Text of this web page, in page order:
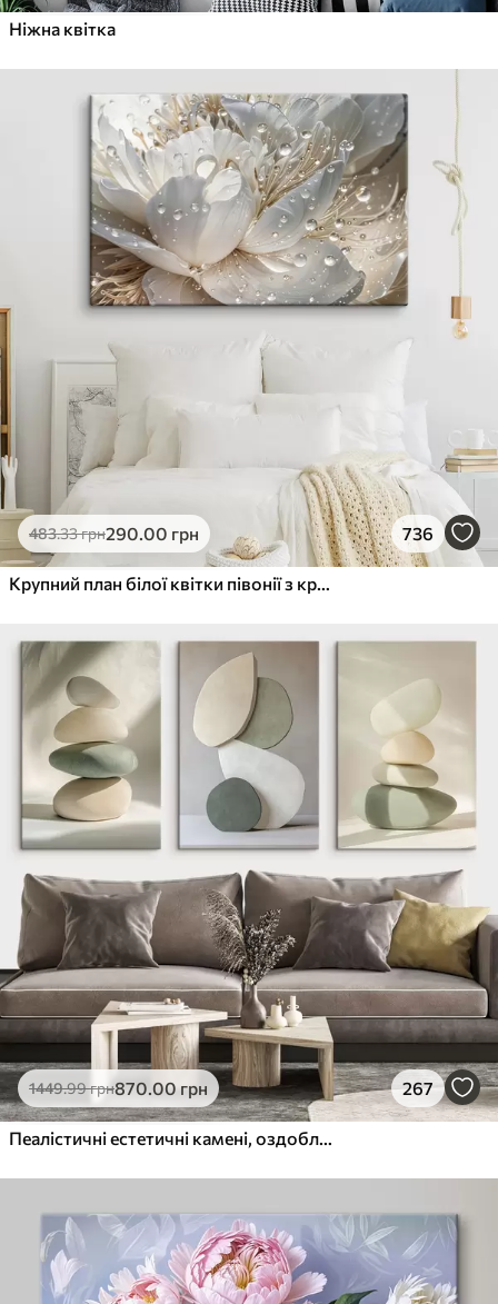
Ніжна квітка
483.33грн290.00 грн 736
Крупний план білої квітки півонії з крапельками води на пелюстках на розмитому фоні
1449.99грн870.00 грн 267
Пеалістичні естетичні камені, оздоблення будинку, природне освітлення